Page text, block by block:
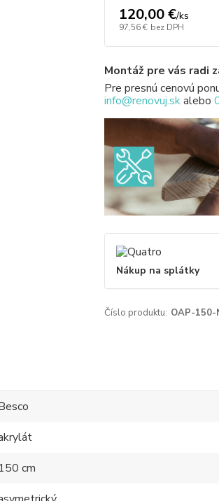
120,00 €/ks
97,56 € bez DPH
Montáž pre vás radi
Pre presnú cenovú
info@renovuj.skalebo
Nákup na splátky
Číslo produktu: OAP-150-
150 cm